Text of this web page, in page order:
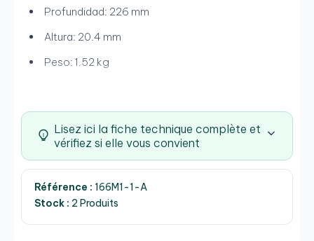
Profundidad: 226 mm
Altura: 20.4 mm
Peso: 1.52 kg
Lisez ici la fiche technique complète et
vérifiez si elle vous convient
Référence : 166M1-1-A
Stock : 2 Produits